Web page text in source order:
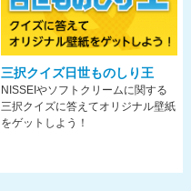
三択クイズ日世ものしり王
NISSEIやソフトクリームに関する
三択クイズに答えてオリジナル壁紙
をゲットしよう！